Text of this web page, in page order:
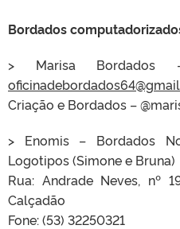
Bordados
> Marisa Bordados
Criação e Bordados –
> Enomis – Bordados
Logotipos (Simone e Bruna)
Rua: Andrade Neves, nº
Calçadão
Fone: (53) 32250321